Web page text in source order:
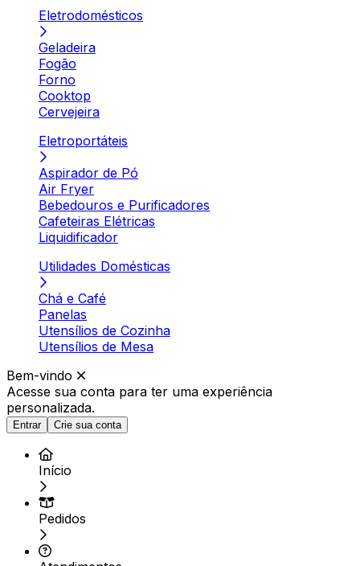
Eletrodomésticos
Geladeira
Fogão
Forno
Cooktop
Cervejeira
Eletroportáteis
Aspirador de Pó
Air Fryer
Bebedouros e Purificadores
Cafeteiras Elétricas
Liquidificador
Utilidades Domésticas
Chá e Café
Panelas
Utensílios de Cozinha
Utensílios de Mesa
Bem-vindo
Acesse sua conta para ter uma experiência
personalizada.
Entrar Crie sua conta
Início
Pedidos